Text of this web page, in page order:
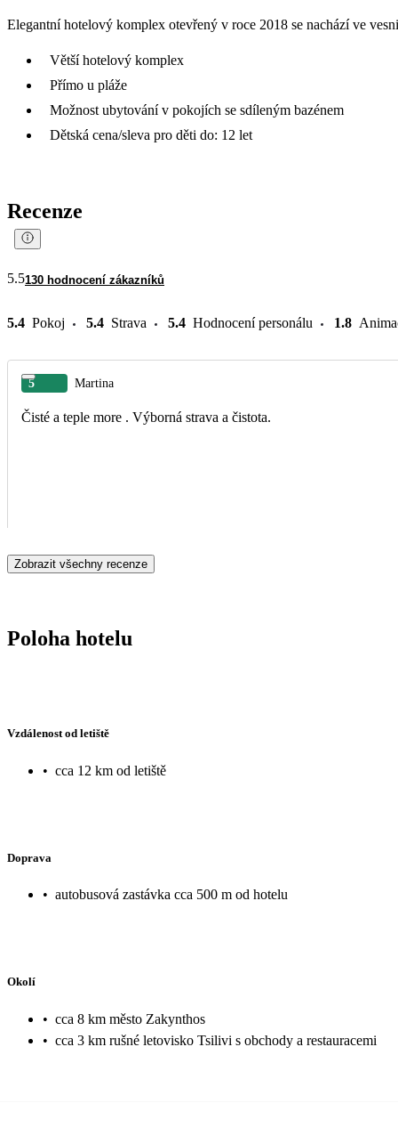
Elegantní hotelový komplex otevřený v roce 2018 se nachází ve
Větší hotelový komplex
Přímo u pláže
Možnost ubytování v pokojích se sdíleným bazénem
Dětská cena/sleva pro děti do: 12 let
Recenze
5.5130 hodnocení zákazníků
5.4 Pokoj 5.4 Strava 5.4 Hodnocení personálu 1.8
5 Martina
Čisté a teple more . Výborná strava a čistota.
Zobrazit všechny recenze
Poloha hotelu
Vzdálenost od letiště
• cca 12 km od letiště
Doprava
• autobusová zastávka cca 500 m od hotelu
Okolí
• cca 8 km město Zakynthos
• cca 3 km rušné letovisko Tsilivi s obchody a restauracemi